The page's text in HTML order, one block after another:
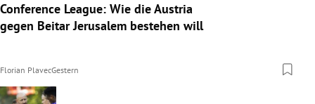
Conference League: Wie die Austria
gegen Beitar Jerusalem bestehen will
Florian PlavecGestern